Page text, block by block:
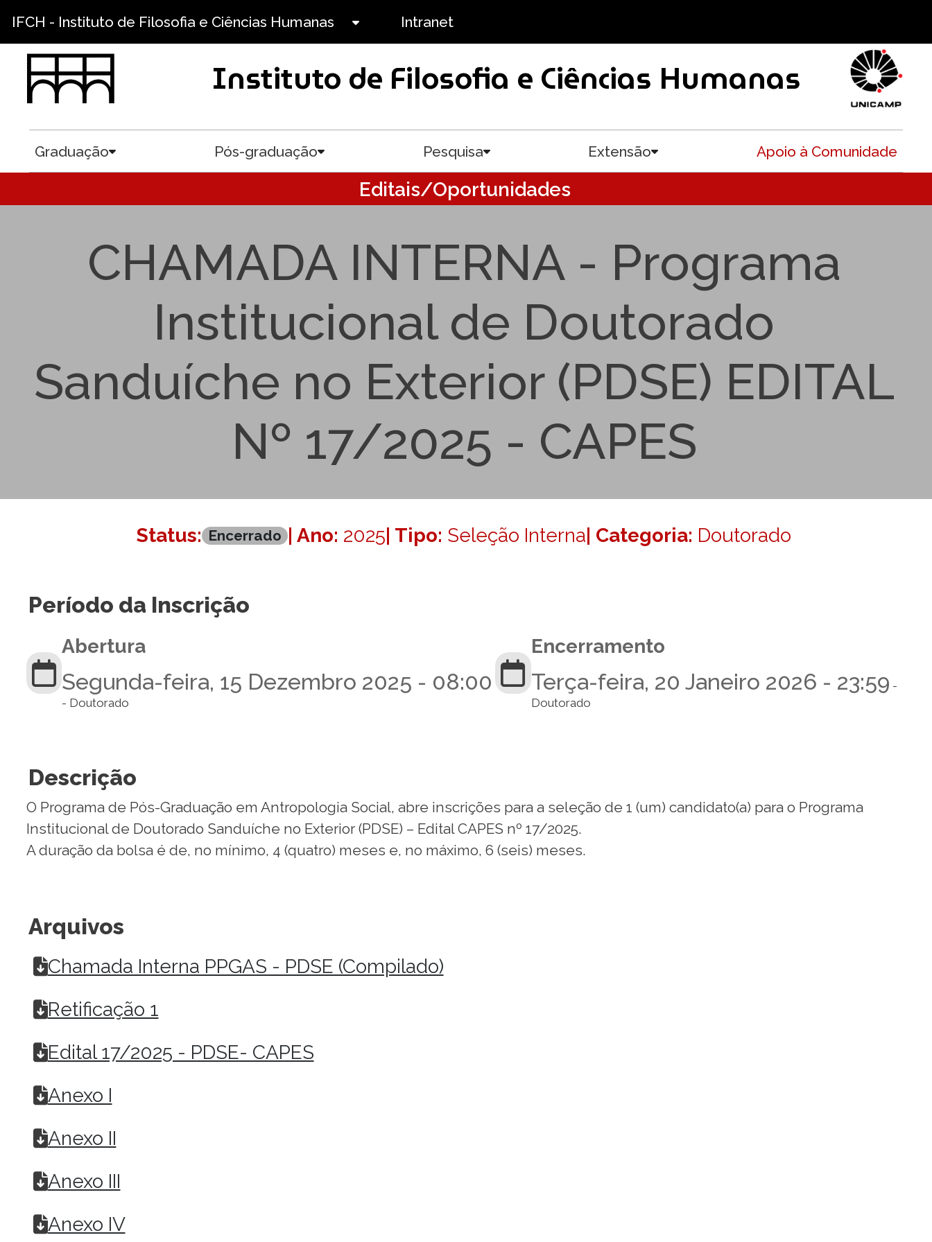
IFCH - Instituto de Filosofia e Ciências Humanas Intranet
Instituto de Filosofia e Ciências Humanas
Graduação Pós-graduação Pesquisa Extensão Apoio à Comunidade
Editais/Oportunidades
CHAMADA INTERNA - Programa
Institucional de Doutorado
Sanduíche no Exterior (PDSE) EDITAL
Nº 17/2025 - CAPES
Status: Encerrado | Ano: 2025| Tipo: Seleção Interna| Categoria: Doutorado
Período da Inscrição
Abertura
Segunda-feira, 15 Dezembro 2025 - 08:00
- Doutorado
Encerramento
Terça-feira, 20 Janeiro 2026 - 23:59 -
Doutorado
Descrição
O Programa de Pós-Graduação em Antropologia Social, abre inscrições para a seleção de 1 (um) candidato(a) para o Programa
Institucional de Doutorado Sanduíche no Exterior (PDSE) – Edital CAPES nº 17/2025.
A duração da bolsa é de, no mínimo, 4 (quatro) meses e, no máximo, 6 (seis) meses.
Arquivos
Chamada Interna PPGAS - PDSE (Compilado)
Retificação 1
Edital 17/2025 - PDSE- CAPES
Anexo I
Anexo II
Anexo III
Anexo IV